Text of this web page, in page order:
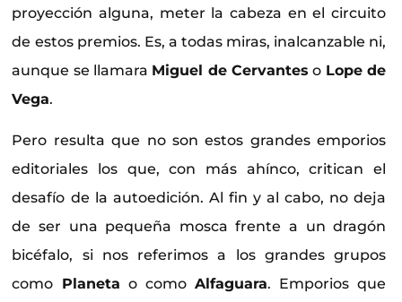
proyección alguna, meter la cabeza en el circuito
de estos premios. Es, a todas miras, inalcanzable ni,
aunque se llamara Miguel de Cervantes o Lope de
Vega.
Pero resulta que no son estos grandes emporios
editoriales los que, con más ahínco, critican el
desafío de la autoedición. Al fin y al cabo, no deja
de ser una pequeña mosca frente a un dragón
bicéfalo, si nos referimos a los grandes grupos
como Planeta o comoAlfaguara. Emporios que